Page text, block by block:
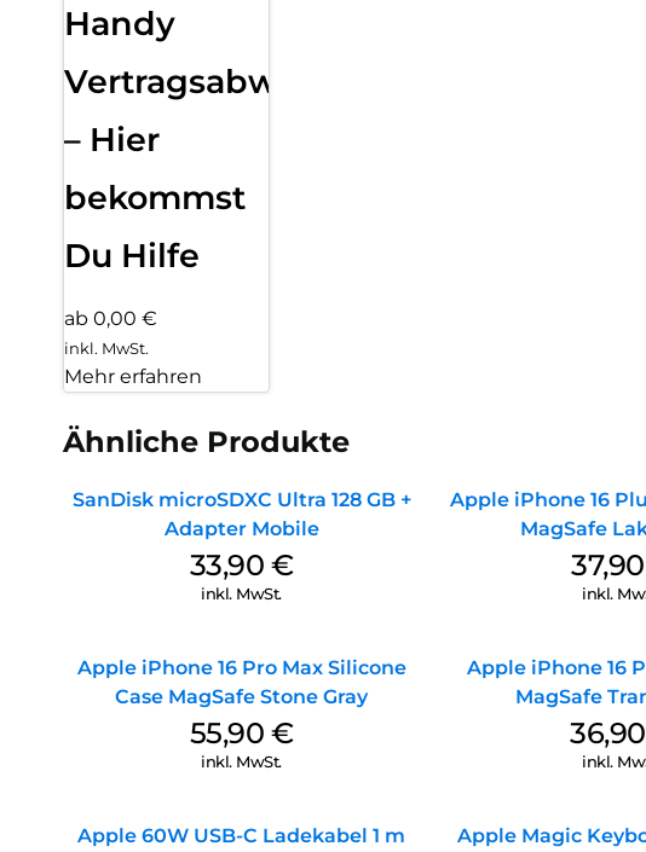
Handy
Vertragsabwicklung
– Hier
bekommst
Du Hilfe
ab 0,00 €
inkl. MwSt.
Mehr erfahren
Ähnliche Produkte
SanDisk microSDXC Ultra 128 GB +
Adapter Mobile
33,90 €
inkl. MwSt.
Apple iPhone 16
MagSafe
inkl.
Apple iPhone 16 Pro Max Silicone
Case MagSafe Stone Gray
55,90 €
inkl. MwSt.
Apple iPhone 16
MagSafe
inkl.
Apple 60W USB-C Ladekabel 1 m
Apple Magic